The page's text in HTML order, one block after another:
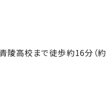
陵高校まで徒歩約16分（約